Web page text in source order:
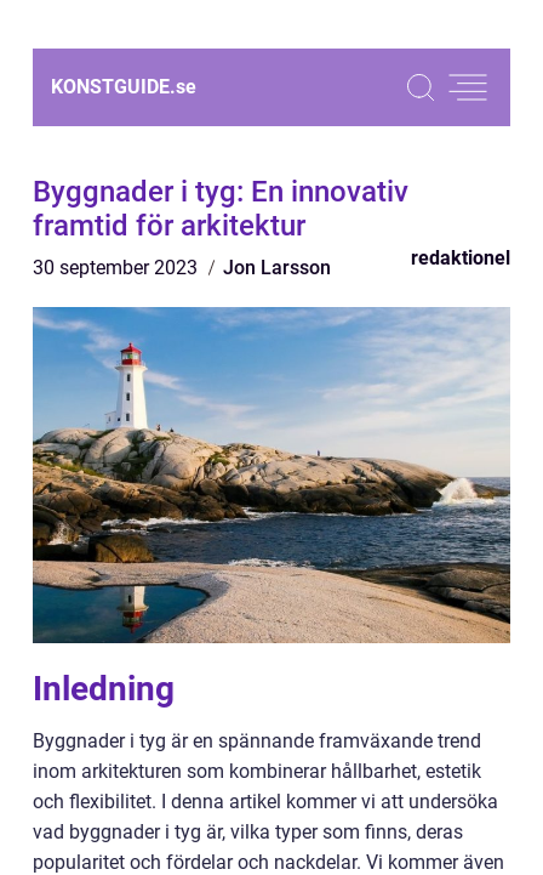
KONSTGUIDE.se
Byggnader i tyg: En innovativ
framtid för arkitektur
30 september 2023 Jon Larsson redaktionel
Inledning
Byggnader i tyg är en spännande framväxande trend
inom arkitekturen som kombinerar hållbarhet, estetik
och flexibilitet. I denna artikel kommer vi att undersöka
vad byggnader i tyg är, vilka typer som finns, deras
popularitet och fördelar och nackdelar. Vi kommer även